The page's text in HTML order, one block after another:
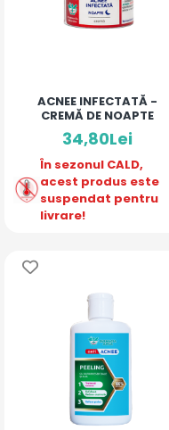
ACNEE INFECTATĂ -
CREMĂ DE NOAPTE
34,80Lei
În sezonul CALD,
acest produs este
suspendat pentru
livrare!